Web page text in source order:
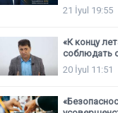
21 İyul 19:55
«К концу
соблюдать
20 İyul 11:51